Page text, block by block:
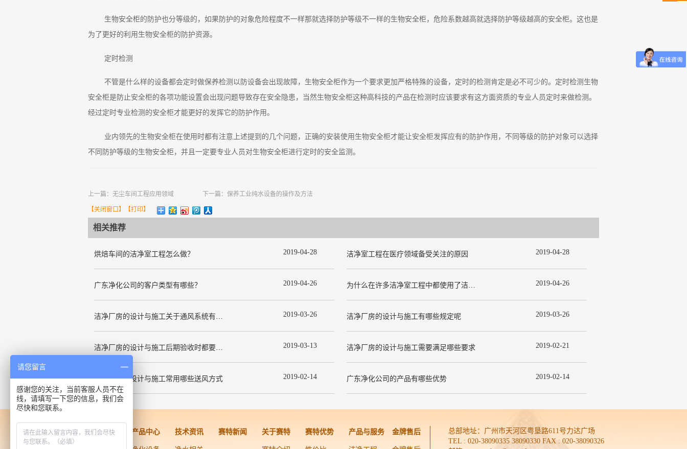
生物安全柜的防护也分等级的，如果防护的对象危险程度不一样那就选择防护等级不一样的生物安全柜，危险系数越高就选择防护等级越高的安全柜。这也是
为了更好的利用生物安全柜的防护资源。
定时检测
不管是什么样的设备都会定时做保养检测以防设备会出现故障，生物安全柜作为一个要求更加严格特殊的设备，定时的检测肯定是必不可少的。定时检测生物
安全柜是防止安全柜的各项功能设置会出现问题导致存在安全隐患，当然生物安全柜这种高科技的产品在检测时应该要求有这方面资质的专业人员定时来做检测。
经过定时专业检测的安全柜才能更好的发挥它的防护作用。
业内领先的生物安全柜在使用时都有注意上述提到的几个问题，正确的安装使用生物安全柜才能让安全柜发挥应有的防护作用，不同等级的防护对象可以选择
不同防护等级的生物安全柜，并且一定要专业人员对生物安全柜进行定时的安全监测。
上一篇： 无尘车间工程应用领域 下一篇： 保养工业纯水设备的操作及方法
【关闭窗口】【打印】
相关推荐
烘焙车间的洁净室工程怎么做？ 2019-04-28 洁净室工程在医疗领域备受关注的原因 2019-04-28
广东净化公司的客户类型有哪些？ 2019-04-26 为什么在许多洁净室工程中都使用了洁净板材？ 2019-04-26
洁净厂房的设计与施工关于通风系统有哪些要求 2019-03-26 洁净厂房的设计与施工有哪些规定呢 2019-03-26
洁净厂房的设计与施工后期验收时都要关注哪几项呢 2019-03-13 洁净厂房的设计与施工需要满足哪些要求 2019-02-21
洁净厂房的设计与施工常用哪些送风方式 2019-02-14 广东净化公司的产品有哪些优势 2019-02-14
洁净工程 产品中心 技术资讯 赛特新闻 关于赛特 赛特优势 产品与服务 金牌售后 总部地址： 广州市天河区粤垦路611号力达广场
TEL : 020-38090335 38090330 FAX : 020-38090326
请您留言
感谢您的关注，当前客服人员不在
线，请填写一下您的信息，我们会
尽快和您联系。